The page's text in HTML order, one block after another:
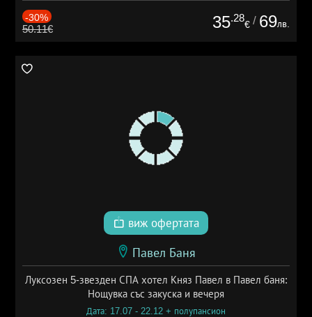
-30%
50.11€ 35.28
€ / 69лв.
виж офертата
Павел Баня
Луксозен 5-звезден СПА хотел Княз Павел в Павел баня:
Нощувка със закуска и вечеря
Дата: 17.07 - 22.12 + полупансион